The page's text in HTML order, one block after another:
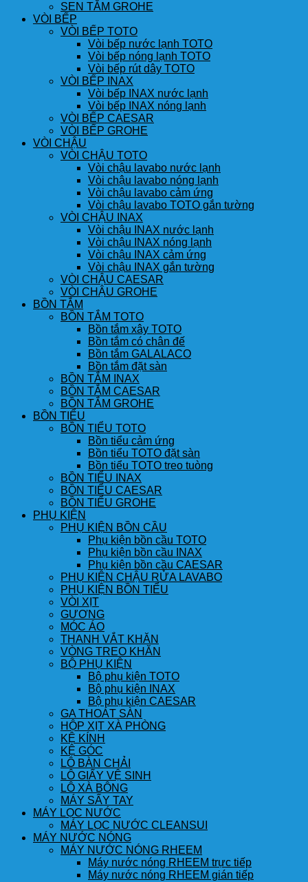
SEN TẮM GROHE
VÒI BẾP
VÒI BẾP TOTO
Vòi bếp nước lạnh TOTO
Vòi bếp nóng lạnh TOTO
Vòi bếp rút dây TOTO
VÒI BẾP INAX
Vòi bếp INAX nước lạnh
Vòi bếp INAX nóng lạnh
VÒI BẾP CAESAR
VÒI BẾP GROHE
VÒI CHẬU
VÒI CHẬU TOTO
Vòi chậu lavabo nước lạnh
Vòi chậu lavabo nóng lạnh
Vòi chậu lavabo cảm ứng
Vòi chậu lavabo TOTO gắn tường
VÒI CHẬU INAX
Vòi chậu INAX nước lạnh
Vòi chậu INAX nóng lạnh
Vòi chậu INAX cảm ứng
Vòi chậu INAX gắn tường
VÒI CHẬU CAESAR
VÒI CHẬU GROHE
BỒN TẮM
BỒN TẮM TOTO
Bồn tắm xây TOTO
Bồn tắm có chân đế
Bồn tắm GALALACO
Bồn tắm đặt sàn
BỒN TẮM INAX
BỒN TẮM CAESAR
BỒN TẮM GROHE
BỒN TIỂU
BỒN TIỂU TOTO
Bồn tiểu cảm ứng
Bồn tiểu TOTO đặt sàn
Bồn tiểu TOTO treo tuòng
BỒN TIỂU INAX
BỒN TIỂU CAESAR
BỒN TIỂU GROHE
PHỤ KIỆN
PHỤ KIỆN BỒN CẦU
Phụ kiện bồn cầu TOTO
Phụ kiện bồn cầu INAX
Phụ kiện bồn cầu CAESAR
PHỤ KIỆN CHẬU RỬA LAVABO
PHỤ KIỆN BỒN TIỂU
VÒI XỊT
GƯƠNG
MÓC ÁO
THANH VẮT KHĂN
VÒNG TREO KHĂN
BỘ PHỤ KIỆN
Bộ phụ kiện TOTO
Bộ phụ kiện INAX
Bộ phụ kiện CAESAR
GA THOÁT SÀN
HỘP XỊT XÀ PHÒNG
KỆ KÍNH
KỆ GÓC
LÔ BÀN CHẢI
LÔ GIẤY VỆ SINH
LÔ XÀ BÔNG
MÁY SẤY TAY
MÁY LỌC NƯỚC
MÁY LỌC NƯỚC CLEANSUI
MÁY NƯỚC NÓNG
MÁY NƯỚC NÓNG RHEEM
Máy nước nóng RHEEM trực tiếp
Máy nước nóng RHEEM gián tiếp